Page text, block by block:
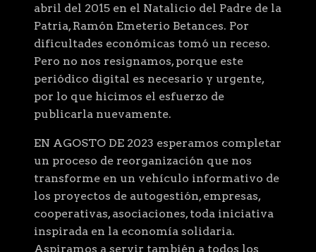
abril del 2015 en el Natalicio del Padre de la
Patria, Ramón Emeterio Betances. Por
dificultades económicas tomó un receso.
Pero no nos resignamos, porque este
periódico digital es necesario y urgente,
por lo que hicimos el esfuerzo de
publicarla nuevamente.
EN AGOSTO DE 2023 esperamos completar
un proceso de reorganización que nos
transforme en un vehículo informativo de
los proyectos de autogestión, empresas,
cooperativas, asociaciones, toda iniciativa
inspirada en la economía solidaria.
Aspiramos a servir también a todos los